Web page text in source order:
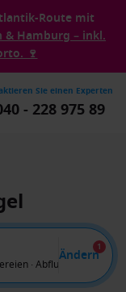
Route mit
& Hamburg – inkl.
🍷
Sie einen Experten
- 228 975 89
· Abflug von
Ändern
1